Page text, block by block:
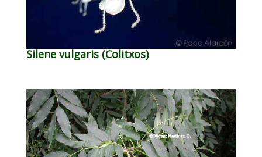
Silene vulgaris (Colitxos)